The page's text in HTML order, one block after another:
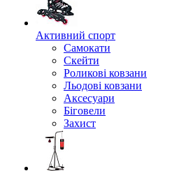
Активний спорт
Самокати
Скейти
Роликові ковзани
Льодові ковзани
Аксесуари
Біговели
Захист